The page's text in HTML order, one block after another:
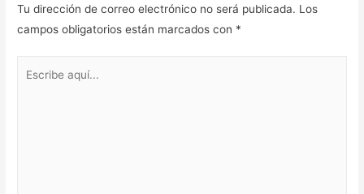
Tu dirección de correo electrónico no será publicada. Los
campos obligatorios están marcados con *